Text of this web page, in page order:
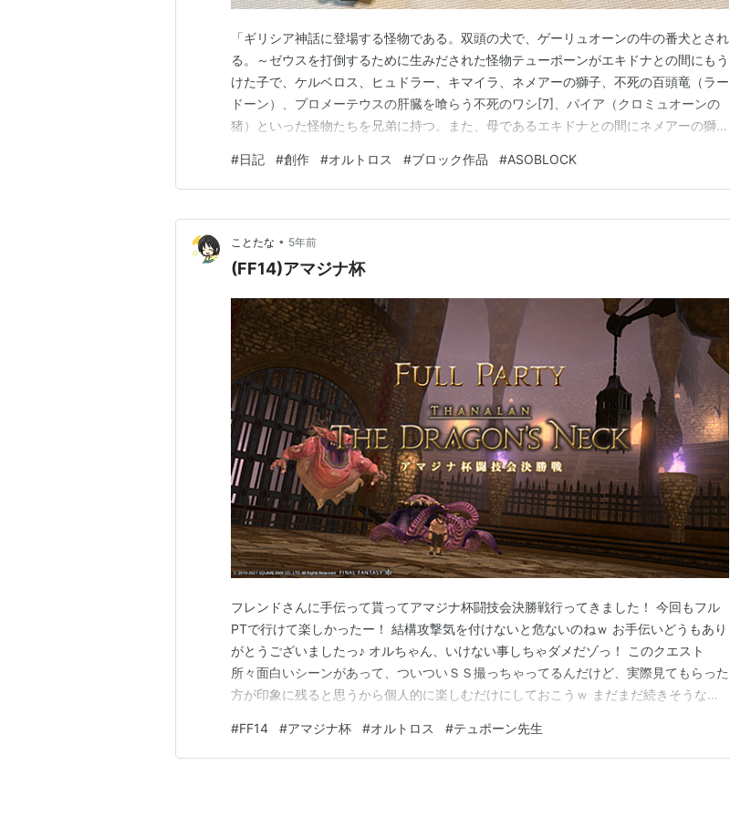
「ギリシア神話に登場する怪物である。双頭の犬で、ゲーリュオーンの牛の番犬とされ
る。～ゼウスを打倒するために生みだされた怪物テューポーンがエキドナとの間にもう
けた子で、ケルベロス、ヒュドラー、キマイラ、ネメアーの獅子、不死の百頭竜（ラー
ドーン）、プロメーテウスの肝臓を喰らう不死のワシ[7]、パイア（クロミュオーンの
猪）といった怪物たちを兄弟に持つ。また、母であるエキドナとの間にネメアーの獅
ュドラ、キマイラが兄弟って。。。すごい家族構成ですよね。 オルトロス自身も性格
は落ち着きがなくせっかちとのことですから、まぁ、兄…
#日記 #創作 #オルトロス #ブロック作品 #ASOBLOCK
ことたな • 5年前
(FF14)アマジナ杯
フレンドさんに手伝って貰ってアマジナ杯闘技会決勝戦行ってきました！ 今回もフル
PTで行けて楽しかったー！ 結構攻撃気を付けないと危ないのねｗ お手伝いどうもあり
がとうございましたっ♪ オルちゃん、いけない事しちゃダメだゾっ！ このクエスト
所々面白いシーンがあって、ついついＳＳ撮っちゃってるんだけど、実際見てもらった
方が印象に残ると思うから個人的に楽しむだけにしておこうｗ まだまだ続きそうなの
#FF14 #アマジナ杯 #オルトロス #テュポーン先生